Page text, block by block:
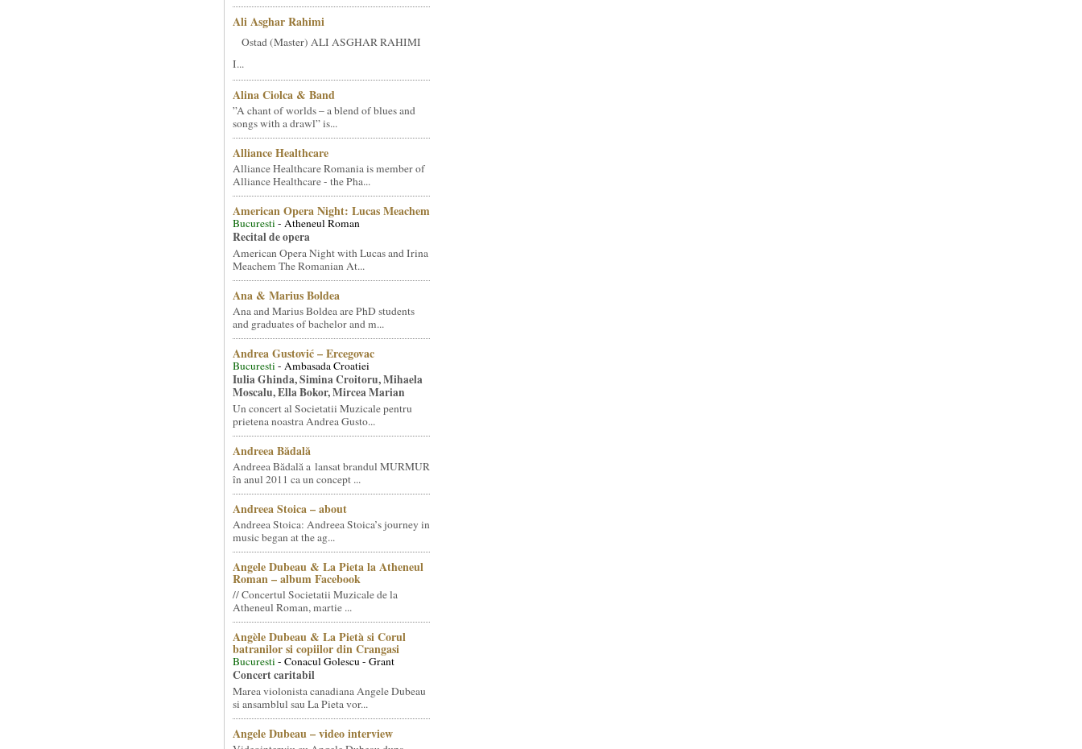
Ali Asghar Rahimi
Ostad (Master) ALI ASGHAR RAHIMI
I...
Alina Ciolca & Band
”A chant of worlds – a blend of blues and
songs with a drawl” is...
Alliance Healthcare
Alliance Healthcare Romania is member of
Alliance Healthcare - the Pha...
American Opera Night: Lucas Meachem
Bucuresti- Atheneul Roman
Recital de opera
American Opera Night with Lucas and Irina
Meachem The Romanian At...
Ana & Marius Boldea
Ana and Marius Boldea are PhD students
and graduates of bachelor and m...
Andrea Gustović – Ercegovac
Bucuresti- Ambasada Croatiei
Iulia Ghinda, Simina Croitoru, Mihaela
Moscalu, Ella Bokor, Mircea Marian
Un concert al Societatii Muzicale pentru
prietena noastra Andrea Gusto...
Andreea Bădală
Andreea Bădală a lansat brandul MURMUR
în anul 2011 ca un concept ...
Andreea Stoica – about
Andreea Stoica: Andreea Stoica’s journey in
music began at the ag...
Angele Dubeau & La Pieta la Atheneul
Roman – album Facebook
// Concertul Societatii Muzicale de la
Atheneul Roman, martie ...
Angèle Dubeau & La Pietà si Corul
batranilor si copiilor din Crangasi
Bucuresti- Conacul Golescu - Grant
Concert caritabil
Marea violonista canadiana Angele Dubeau
si ansamblul sau La Pieta vor...
Angele Dubeau – video interview